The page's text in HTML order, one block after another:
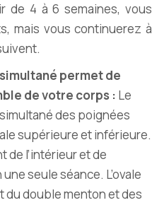
de 4 à 6 semaines, vous
mais vous continuerez à
permet de
de votre corps : Le
des poignées
supérieure et inférieure.
de l’intérieur et de
seule séance. L’ovale
du double menton et des